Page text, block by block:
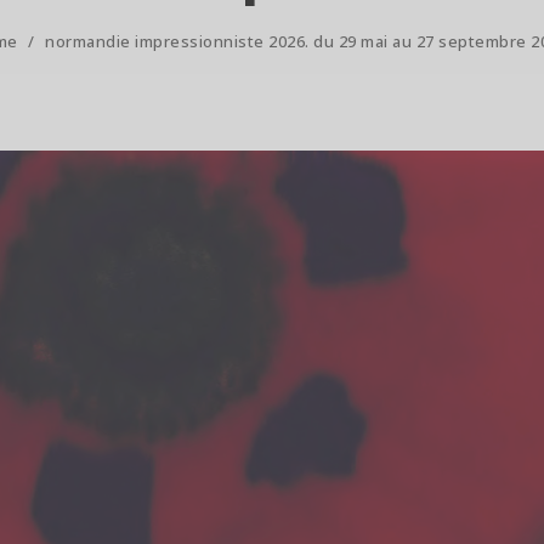
/ normandie impressionniste 2026. du 29 mai au 27 septembre